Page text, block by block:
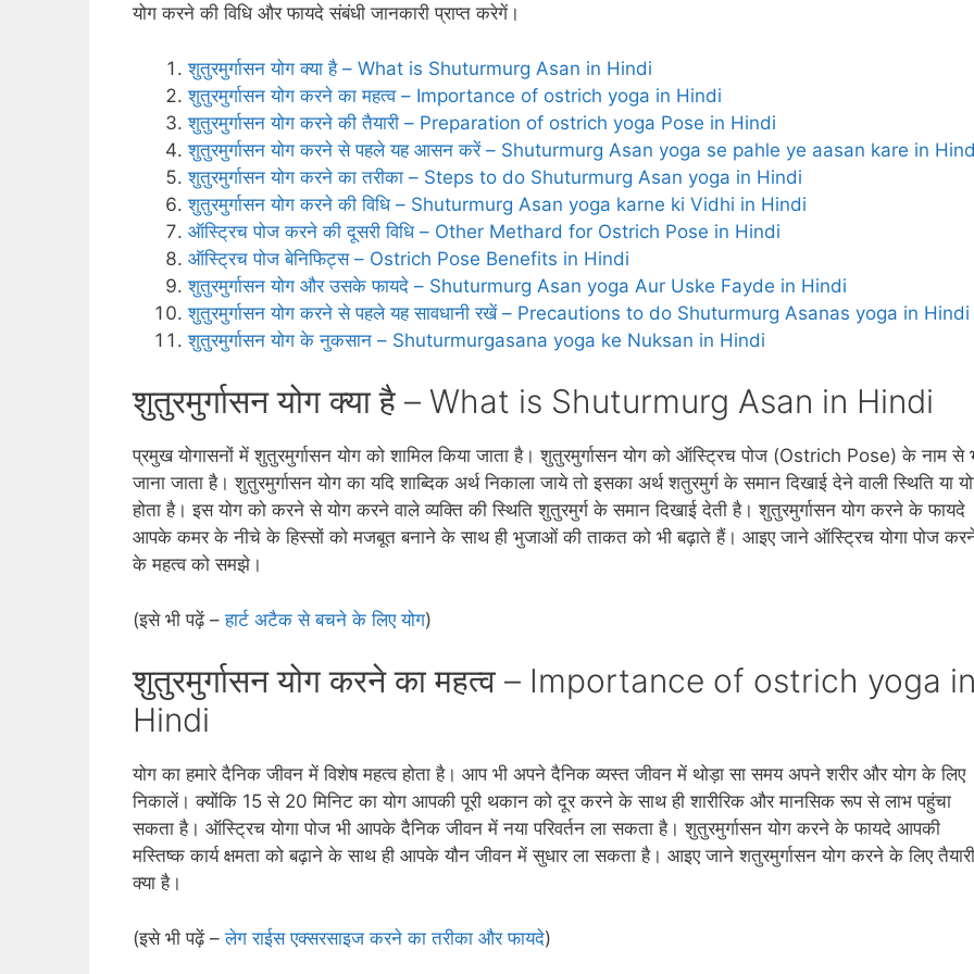
योग करने की विधि और फायदे संबंधी जानकारी प्राप्‍त करेगें।
शुतुरमुर्गासन योग क्या है – What is Shuturmurg Asan in Hindi
शुतुरमुर्गासन योग करने का महत्‍व – Importance of ostrich yoga in Hindi
शुतुरमुर्गासन योग करने की तैयारी – Preparation of ostrich yoga Pose in Hindi
शुतुरमुर्गासन योग करने से पहले यह आसन करें – Shuturmurg Asan yoga se pahle ye aasan kare in
शुतुरमुर्गासन योग करने का तरीका – Steps to do Shuturmurg Asan yoga in Hindi
शुतुरमुर्गासन योग करने की विधि – Shuturmurg Asan yoga karne ki Vidhi in Hindi
ऑस्ट्रिच पोज करने की दूसरी विधि – Other Methard for Ostrich Pose in Hindi
ऑस्ट्रिच पोज बेनिफिट्स – Ostrich Pose Benefits in Hindi
शुतुरमुर्गासन योग और उसके फायदे – Shuturmurg Asan yoga Aur Uske Fayde in Hindi
शुतुरमुर्गासन योग करने से पहले यह सावधानी रखें – Precautions to do Shuturmurg Asanas yoga in Hindi
शुतुरमुर्गासन योग के नुकसान – Shuturmurgasana yoga ke Nuksan in Hindi
शुतुरमुर्गासन योग क्या है – What is Shuturmurg Asan in Hindi
प्रमुख योगासनों में शुतुरमुर्गासन योग को शामिल किया जाता है। शुतुरमुर्गासन योग को ऑस्ट्रिच पोज (Ostrich Pose) के नाम से
जाना जाता है। शुतुरमुर्गासन योग का यदि शाब्दिक अर्थ निकाला जाये तो इसका अर्थ शतुरमुर्ग के समान दिखाई देने वाली स्थिति या
होता है। इस योग को करने से योग करने वाले व्‍यक्ति की स्थिति शुतुरमुर्ग के समान दिखाई देती है। शुतुरमुर्गासन योग करने के फायदे
आपके कमर के नीचे के हिस्‍सों को मजबूत बनाने के साथ ही भुजाओं की ताकत को भी बढ़ाते हैं। आइए जाने ऑस्ट्रिच योगा पोज
के महत्‍व को समझे।
(इसे भी पढ़ें – हार्ट अटैक से बचने के लिए योग)
शुतुरमुर्गासन योग करने का महत्‍व – Importance of ostrich yoga in
Hindi
योग का हमारे दैनिक जीवन में विशेष महत्‍व होता है। आप भी अपने दैनिक व्‍यस्‍त जीवन में थोड़ा सा समय अपने शरीर और योग के लिए
निकालें। क्‍योंकि 15 से 20 मिनिट का योग आपकी पूरी थकान को दूर करने के साथ ही शारीरिक और मानसिक रूप से लाभ पहुंचा
सकता है। ऑस्ट्रिच योगा पोज भी आपके दैनिक जीवन में नया परिवर्तन ला सकता है। शुतुरमुर्गासन योग करने के फायदे आपकी
मस्तिष्‍क कार्य क्षमता को बढ़ाने के साथ ही आपके यौन जीवन में सुधार ला सकता है। आइए जाने शतुरमुर्गासन योग करने के लिए तैयारी
क्‍या है।
(इसे भी पढ़ें –लेग राईस एक्सरसाइज करने का तरीका और फायदे)